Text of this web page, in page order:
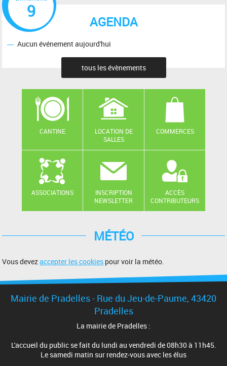
AGENDA
9
Aucun événement aujourd'hui
tous les évènements
CANTINE
LOCATION DE
SALLES
COMMERCES
ASSOCIATIONS
INSCRIPTION
NEWSLETTER
ACCÈS
CONTRIBUTEURS
MÉTÉO
Vous devezaccepter les cookies pour voir la météo.
Mairie de Pradelles - Rue du Jeu-de-Paume, 43420
Pradelles
La mairie de Pradelles :
L'accueil du public se fait du lundi au vendredi de 08h30 à 11h45.
Le samedi matin sur rendez-vous avec les élus